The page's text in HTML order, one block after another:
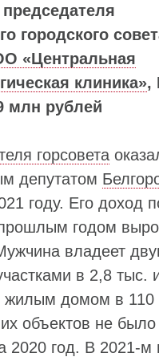
городского
«Центральная
клиника»,
млн рублей
горсовета
депутатом
году. Его доход
годом
владеет
в 2,8 тыс.
жилым домом в 110
объектов не было
2020 год. В 2021-м